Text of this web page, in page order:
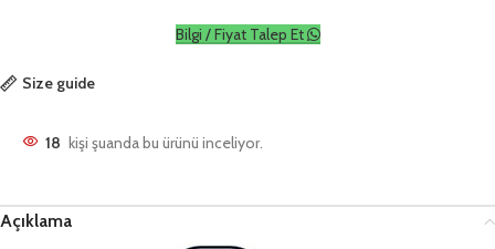
Bilgi / Fiyat Talep Et
Size guide
18 kişi şuanda bu ürünü inceliyor.
Açıklama